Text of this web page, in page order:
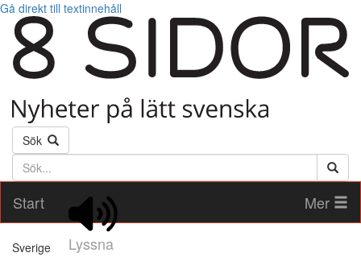
Gå direkt till textinnehåll
Sök
Söktext
Start
Lyssna
Mer
Sverige